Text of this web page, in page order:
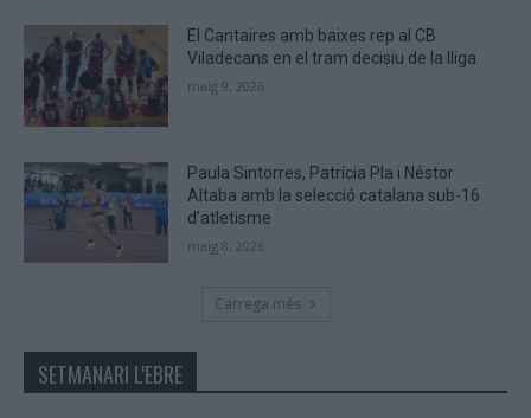
El Cantaires amb baixes rep al CB
Viladecans en el tram decisiu de la lliga
maig 9, 2026
Paula Sintorres, Patrícia Pla i Néstor
Altaba amb la selecció catalana sub-16
d’atletisme
maig 8, 2026
Carrega més
SETMANARI L'EBRE